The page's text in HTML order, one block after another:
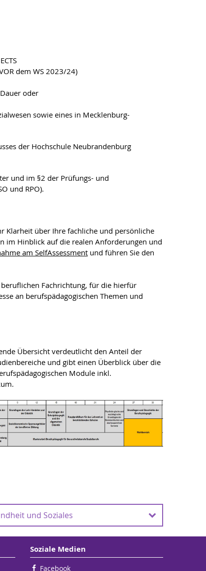
dem WS 2023/24)
oder
sowie eines in Mecklenburg-
der Hochschule Neubrandenburg
und im §2 der Prüfungs- und
und RPO).
Klarheit über Ihre fachliche und persönliche
im Hinblick auf die realen Anforderungen und
am SelfAssessment und führen Sie den
Fachrichtung, für die hierfür
an berufspädagogischen Themen und
Übersicht verdeutlicht den Anteil der
und gibt einen Überblick über die
Module inkl.
und Soziales
Zuständiges Prüfungsamt
Zuständiges Prüfungsamt für den
M.Ed. "Berufspädagogik"
Soziale Medien
Facebook